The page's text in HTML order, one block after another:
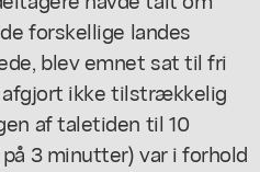
forskellige landes
blev emnet sat til fri
ikke tilstrækkelig
af taletiden til 10
3 minutter) var i forhold